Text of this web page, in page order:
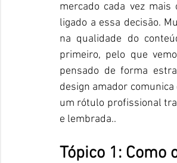
mercado cada vez
ligado a essa decisão.
na qualidade do
primeiro, pelo que
pensado de forma
design amador
um rótulo profissional
e lembrada..
Tópico 1: Como